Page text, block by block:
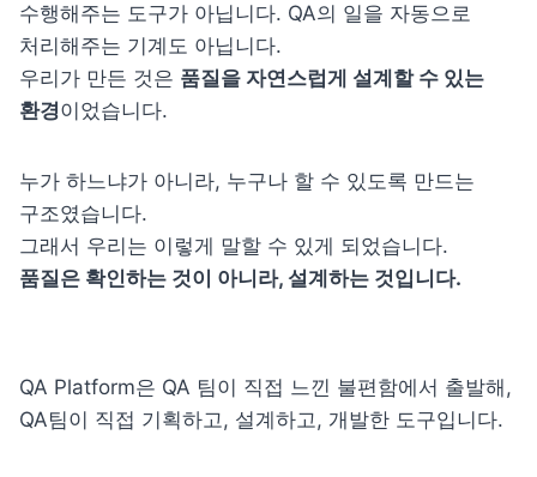
수행해주는 도구가 아닙니다. QA의 일을 자동으로
처리해주는 기계도 아닙니다.
우리가 만든 것은 품질을 자연스럽게 설계할 수 있는
환경이었습니다.
누가 하느냐가 아니라, 누구나 할 수 있도록 만드는
구조였습니다.
품질은 확인하는 것이 아니라, 설계하는 것입니다.
QA Platform은 QA 팀이 직접 느낀 불편함에서 출발해,
QA팀이 직접 기획하고, 설계하고, 개발한 도구입니다.